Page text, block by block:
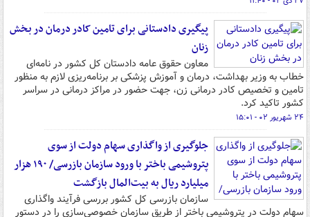
پیگیری دادستانی برای تامین کادر درمان در بخش
زنان
معاون حقوق عامه دادستان کل کشور در نامه‌ای
خطاب به وزیر بهداشت، درمان و آموزش پزشکی بر برنامه‌ریزی لازم به منظور
تامین و تخصیص کادر درمانی زن، جهت حضور در مراکز درمانی در سراسر
کشور تاکید کرد.
۲۴ شهریور ۰۲ - ۱۵:۰۱
جلوگیری از واگذاری سهام دولت از سوی
پتروشیمی باختر با ورود سازمان بازرسی/ ۱۹۰ هزار
میلیارد ریال به بیت‌المال بازگشت
سازمان بازرسی کل کشور بررسی فرآیند واگذاری
سهام دولت در پتروشیمی باختر از طریق سازمان خصوصی‌سازی را در دستور